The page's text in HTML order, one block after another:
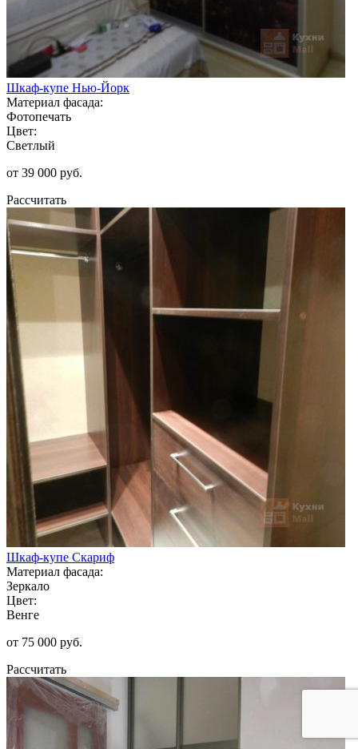
Шкаф-купе Нью-Йорк
Материал фасада:
Фотопечать
Цвет:
Светлый
от 39 000 руб.
Рассчитать
Шкаф-купе Скариф
Материал фасада:
Зеркало
Цвет:
Венге
от 75 000 руб.
Рассчитать